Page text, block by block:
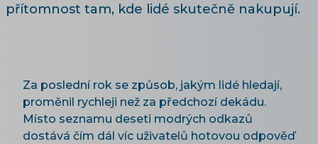
přítomnost tam, kde lidé skutečně nakupují.
Za poslední rok se způsob, jakým lidé hledají,
proměnil rychleji než za předchozí dekádu.
Místo seznamu deseti modrých odkazů
dostává čím dál víc uživatelů hotovou odpověď